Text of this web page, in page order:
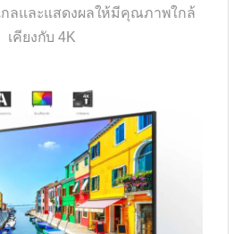
กลและแสดงผลให้มีคุณภาพใกล้
เคียงกับ 4K